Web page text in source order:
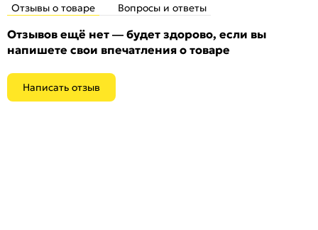
Отзывы о товаре Вопросы и ответы
Отзывов ещё нет — будет здорово, если вы
напишете свои впечатления о товаре
Написать отзыв